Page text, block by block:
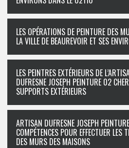
LES OPÉRATIONS DE PEINTURE DES
LA VILLE DE BEAUREVOIR ET SES
LES PEINTRES EXTÉRIEURS DE
DUFRESNE JOSEPH PEINTURE 02
SUPPORTS EXTÉRIEURS
ARTISAN DUFRESNE JOSEPH
COMPÉTENCES POUR EFFECTUER LES
DES MURS DES MAISONS